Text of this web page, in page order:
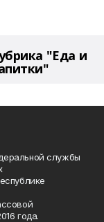
"Еда и
службы
года.